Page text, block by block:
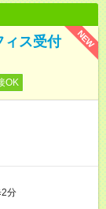
NEW
ィス受付
OK
分